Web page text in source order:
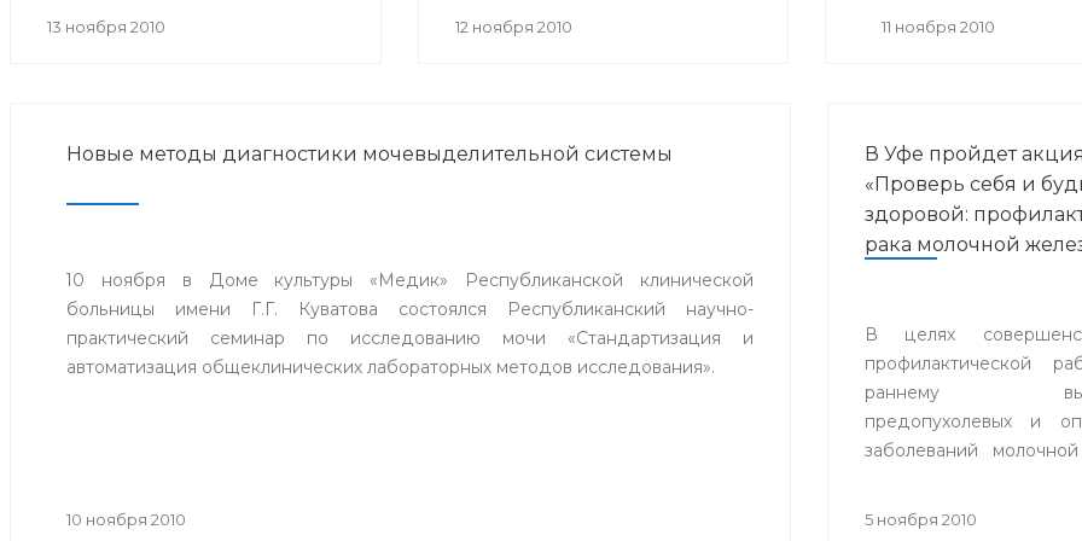
округ г.Уфа.
13 ноября 2010
хирургического и
12 ноября 2010 11 ноября 2010
Новые методы диагностики мочевыделительной системы
10 ноября в Доме культуры «Медик» Республиканской клинической
больницы имени Г.Г. Куватова состоялся Республиканский научно-
практический семинар по исследованию мочи «Стандартизация и
автоматизация общеклинических лабораторных методов исследования».
10 ноября 2010
В Уфе пройдет
«Проверь себя и
здоровой:
рака молочной
В целях
профилактической
раннему
предопухолевых и
заболеваний
5 ноября 2010